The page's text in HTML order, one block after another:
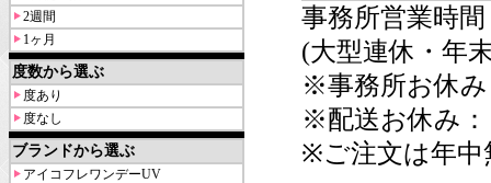
2週間
1ヶ月
度数から選ぶ
度あり
度なし
ブランドから選ぶ
アイコフレワンデーUV
事務所営業時間
(大型連休・年
※事務所お休
※配送お休み：
※ご注文は年中